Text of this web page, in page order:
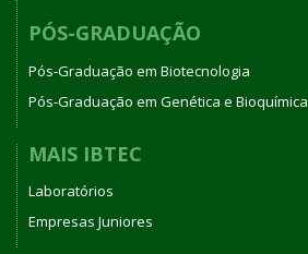
PÓS-GRADUAÇÃO
Pós-Graduação em Biotecnologia
Pós-Graduação em Genética e Bioquímica
MAIS IBTEC
Laboratórios
Empresas Juniores